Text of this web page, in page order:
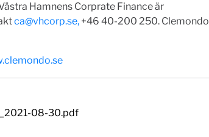
Hamnens Corprate Finance är
ca@vhcorp.se, +46 40-200 250. Clemondo
08-30.pdf